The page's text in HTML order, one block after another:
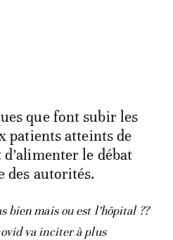
que font subir les
patients atteints de
le débat
des autorités.
bien mais ou est l’hôpital ??
va inciter à plus